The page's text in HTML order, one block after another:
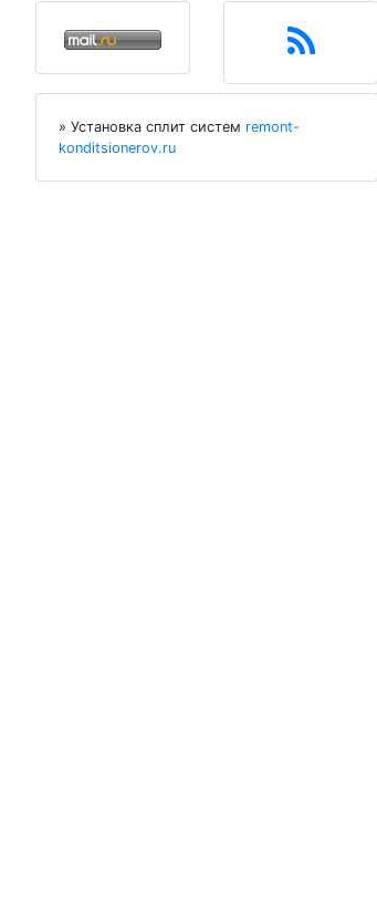
» Установка сплит систем remont-
konditsionerov.ru